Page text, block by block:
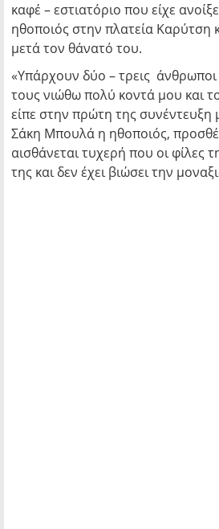
καφέ – εστιατόριο που είχε
ηθοποιός στην πλατεία Καρύτση
μετά τον θάνατό του.
«Υπάρχουν δύο – τρεις
τους νιώθω πολύ κοντά μου και
είπε στην πρώτη της συνέντευξη
Σάκη Μπουλά η ηθοποιός,
αισθάνεται τυχερή που οι φίλες
της και δεν έχει βιώσει την